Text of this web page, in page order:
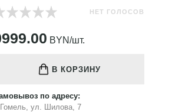
НЕТ ГОЛОСОВ
BYN/шт.
В КОРЗИНУ
по адресу:
Гомель, ул. Шилова, 7